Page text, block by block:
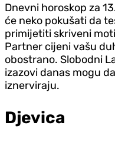
Dnevni horoskop za
će neko pokušati da
primijetiti skriveni
Partner cijeni vašu
obostrano. Slobodni
izazovi danas mogu
iznerviraju.
Djevica